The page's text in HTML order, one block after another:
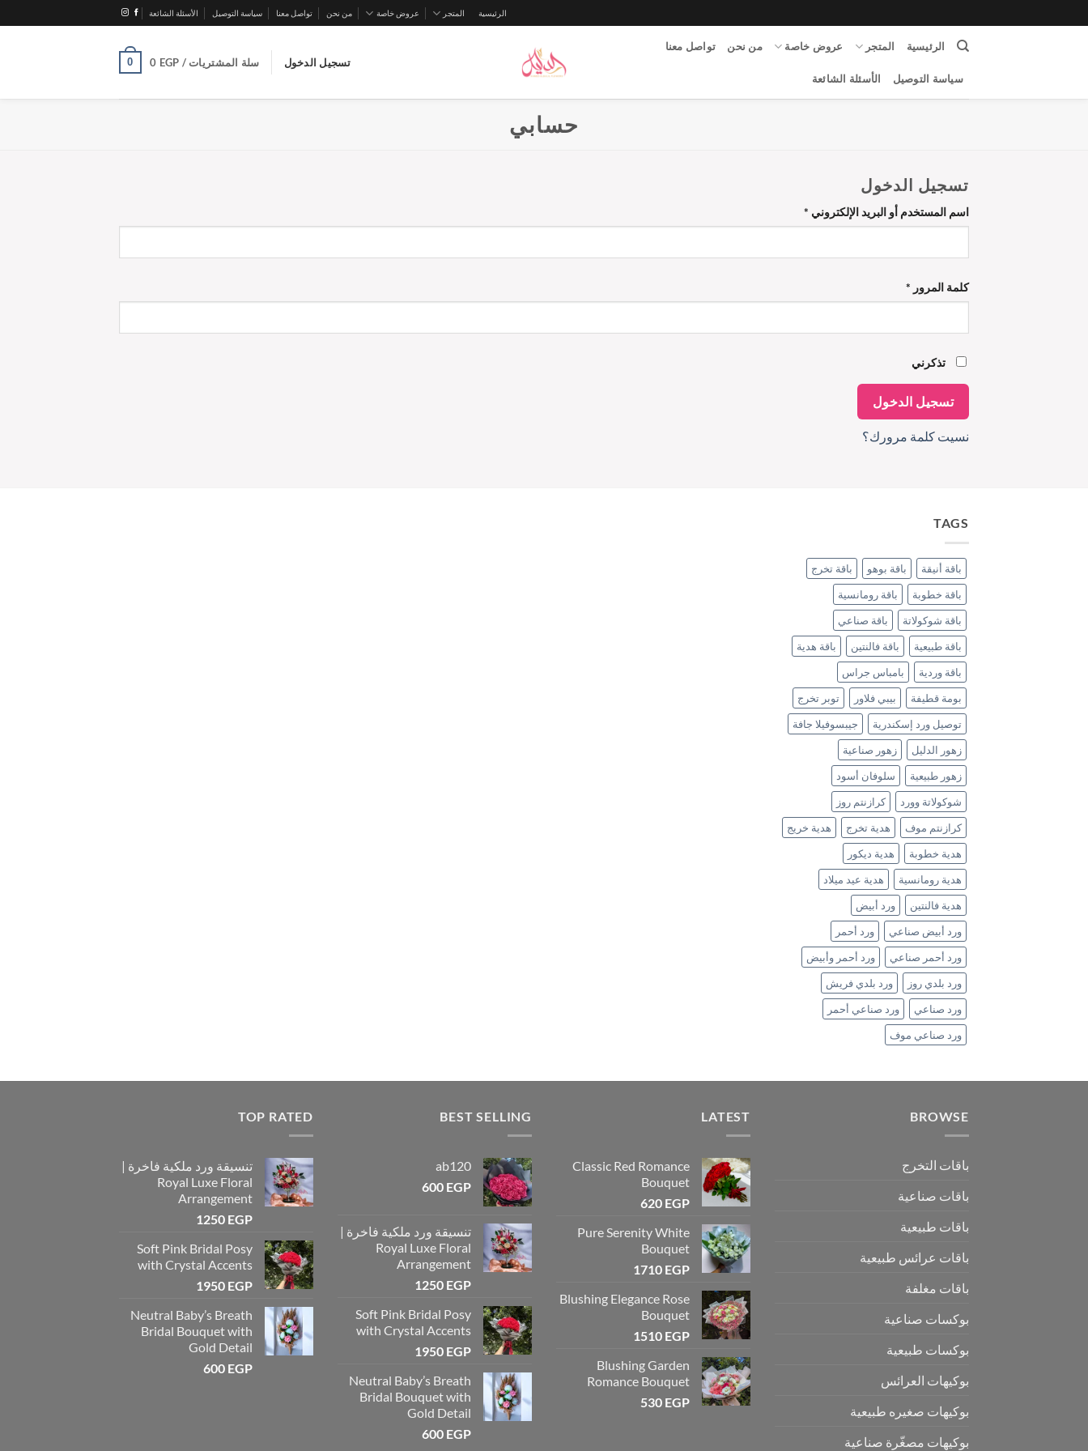
الرئيسية المتجر عروض خاصة من نحن تواصل معنا سياسة التوصيل الأسئلة الشائعة
الرئيسية المتجر عروض خاصة من نحن تواصل معنا
سياسة التوصيل الأسئلة الشائعة
تسجيل الدخول سلة المشتريات / 0 EGP
0
حسابي
تسجيل الدخول
اسم المستخدم أو البريد الإلكتروني *
كلمة المرور *
تذكرني
تسجيل الدخول
نسيت كلمة مرورك؟
TAGS
باقة أنيقة باقة بوهو
باقة تخرج
باقة خطوبة
باقة رومانسية
باقة شوكولاتة
باقة صناعي
باقة طبيعية
باقة فالنتين
باقة هدية
باقة وردية
بامباس جراس
بومة قطيفة
بيبي فلاور
توبر تخرج
توصيل ورد إسكندرية
جيبسوفيلا جافة
زهور الدليل
زهور صناعية
زهور طبيعية
سلوفان أسود
شوكولاتة وورد
كرازنتم روز
كرازنتم موف
هدية تخرج
هدية خريج
هدية خطوبة
هدية ديكور
هدية رومانسية
هدية عيد ميلاد
هدية فالنتين
ورد أبيض
ورد أبيض صناعي
ورد أحمر
ورد أحمر صناعي
ورد أحمر وأبيض
ورد بلدي روز
ورد بلدي فريش
ورد صناعي
ورد صناعي أحمر
ورد صناعي موف
BROWSE
باقات التخرج
باقات صناعية
باقات طبيعية
باقات عرائس طبيعية
باقات مغلفة
بوكسات صناعية
بوكسات طبيعية
بوكيهات العرائس
بوكيهات صغيره طبيعية
بوكيهات مصغّرة صناعية
LATEST
Classic Red Romance
Bouquet
620 EGP
Pure Serenity White
Bouquet
1710 EGP
Blushing Elegance Rose
Bouquet
1510 EGP
Blushing Garden
Romance Bouquet
530 EGP
BEST SELLING
ab120
600 EGP
تنسيقة ورد ملكية فاخرة |
Royal Luxe Floral
Arrangement
1250 EGP
Soft Pink Bridal Posy
with Crystal Accents
1950 EGP
Neutral Baby’s Breath
Bridal Bouquet with
Gold Detail
600 EGP
TOP RATED
تنسيقة ورد ملكية فاخرة |
Royal Luxe Floral
Arrangement
1250 EGP
Soft Pink Bridal Posy
with Crystal Accents
1950 EGP
Neutral Baby’s Breath
Bridal Bouquet with
Gold Detail
600 EGP